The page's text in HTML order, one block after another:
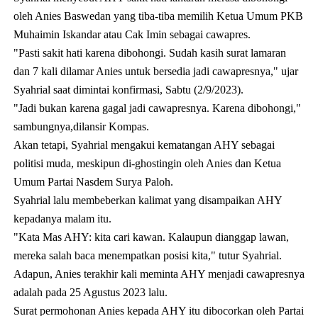
oleh Anies Baswedan yang tiba-tiba memilih Ketua Umum PKB
Muhaimin Iskandar atau Cak Imin sebagai cawapres.
"Pasti sakit hati karena dibohongi. Sudah kasih surat lamaran
dan 7 kali dilamar Anies untuk bersedia jadi cawapresnya," ujar
Syahrial saat dimintai konfirmasi, Sabtu (2/9/2023).
"Jadi bukan karena gagal jadi cawapresnya. Karena dibohongi,"
sambungnya,dilansir Kompas.
Akan tetapi, Syahrial mengakui kematangan AHY sebagai
politisi muda, meskipun di-ghostingin oleh Anies dan Ketua
Umum Partai Nasdem Surya Paloh.
Syahrial lalu membeberkan kalimat yang disampaikan AHY
kepadanya malam itu.
"Kata Mas AHY: kita cari kawan. Kalaupun dianggap lawan,
mereka salah baca menempatkan posisi kita," tutur Syahrial.
Adapun, Anies terakhir kali meminta AHY menjadi cawapresnya
adalah pada 25 Agustus 2023 lalu.
Surat permohonan Anies kepada AHY itu dibocorkan oleh Partai